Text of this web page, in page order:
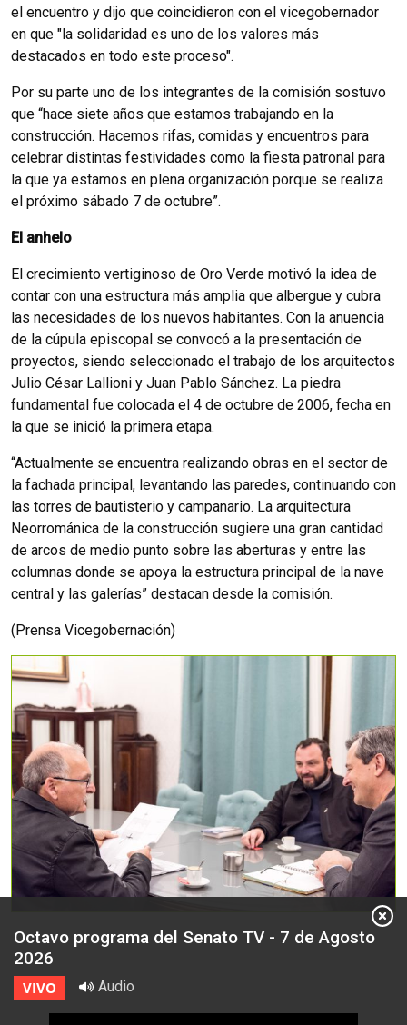
el encuentro y dijo que coincidieron con el vicegobernador
en que "la solidaridad es uno de los valores más
destacados en todo este proceso".
Por su parte uno de los integrantes de la comisión sostuvo
que “hace siete años que estamos trabajando en la
construcción. Hacemos rifas, comidas y encuentros para
celebrar distintas festividades como la fiesta patronal para
la que ya estamos en plena organización porque se realiza
el próximo sábado 7 de octubre”.
El anhelo
El crecimiento vertiginoso de Oro Verde motivó la idea de
contar con una estructura más amplia que albergue y cubra
las necesidades de los nuevos habitantes. Con la anuencia
de la cúpula episcopal se convocó a la presentación de
proyectos, siendo seleccionado el trabajo de los arquitectos
Julio César Lallioni y Juan Pablo Sánchez. La piedra
fundamental fue colocada el 4 de octubre de 2006, fecha en
la que se inició la primera etapa.
“Actualmente se encuentra realizando obras en el sector de
la fachada principal, levantando las paredes, continuando con
las torres de bautisterio y campanario. La arquitectura
Neorrománica de la construcción sugiere una gran cantidad
de arcos de medio punto sobre las aberturas y entre las
columnas donde se apoya la estructura principal de la nave
central y las galerías” destacan desde la comisión.
(Prensa Vicegobernación)
Octavo programa del Senato TV - 7 de Agosto
2026
VIVO Audio